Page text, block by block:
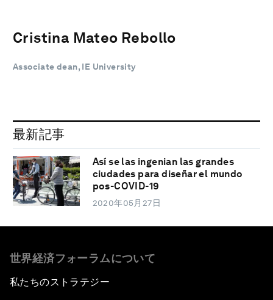
Cristina Mateo Rebollo
Associate dean, IE University
最新記事
Así se las ingenian las grandes
ciudades para diseñar el mundo
pos-COVID-19
2020年05月27日
世界経済フォーラムについて
私たちのストラテジー